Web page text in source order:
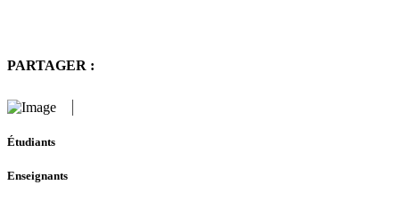
PARTAGER :
Étudiants
Enseignants